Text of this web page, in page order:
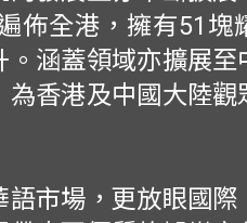
佈全港，擁有51塊
。涵蓋領域亦擴展至
為香港及中國大陸
語市場，更放眼國際